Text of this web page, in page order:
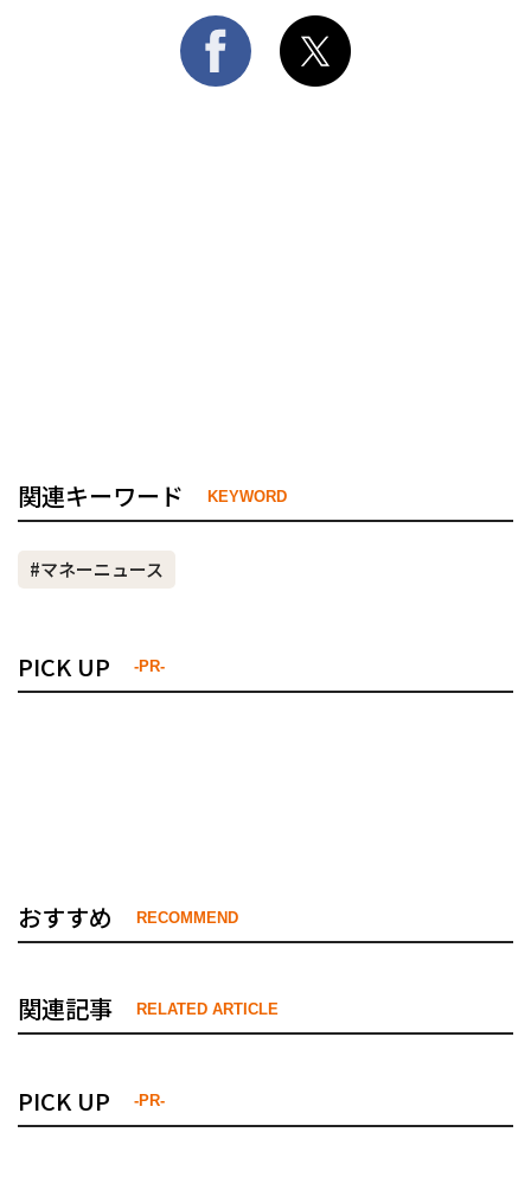
関連キーワード KEYWORD
#マネーニュース
PICK UP -PR-
おすすめ RECOMMEND
関連記事 RELATED ARTICLE
PICK UP -PR-